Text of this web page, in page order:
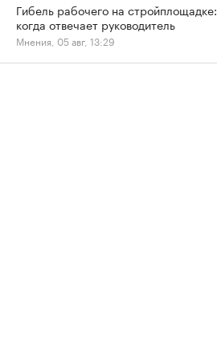
Гибель рабочего на стройплощадке:
когда отвечает руководитель
Мнения, 05 авг, 13:29